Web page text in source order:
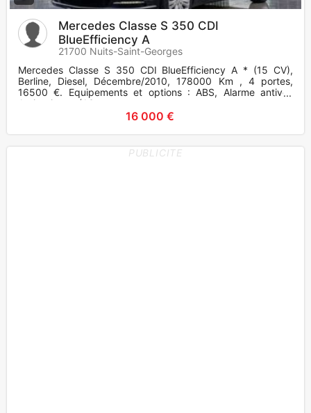
Mercedes Classe S 350 CDI
BlueEfficiency A
21700 Nuits-Saint-Georges
Mercedes Classe S 350 CDI BlueEfficiency A * (15 CV),
Berline, Diesel, Décembre/2010, 178000 Km , 4 portes,
16500 €. Equipements et options : ABS, Alarme antivol,
Antipatinage (AS
16 000 €
PUBLICITE